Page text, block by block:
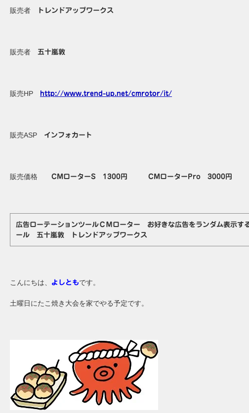
販売者 トレンドアップワークス
販売者五十嵐敦
販売HP http://www.trend-up.net/cmrotor/it/
販売ASP インフォカート
販売価格CMローターS 1300円 CMローターPro 3000円
広告ローテーションツールＣＭローター お好きな広告をランダム表示す
ール 五十嵐敦 トレンドアップワークス
こんにちは、 よしともです。
土曜日にたこ焼き大会を家でやる予定です。